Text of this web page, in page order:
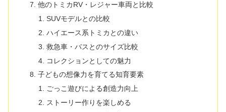
他のトミカRV・レジャー車両と比較
SUVモデルとの比較
ハイエース系トミカとの違い
救急車・バスとのサイズ比較
コレクションとしての魅力
子どもの想像力を育てる知育要素
ごっこ遊びによる創造力向上
ストーリー作りを楽しめる